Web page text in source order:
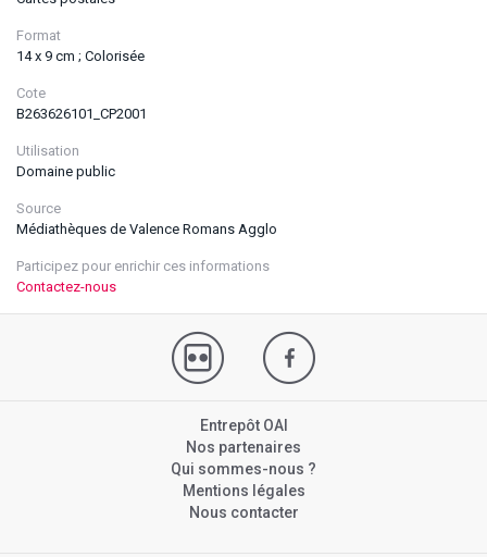
Format
14 x 9 cm ; Colorisée
Cote
B263626101_CP2001
Utilisation
Domaine public
Source
Médiathèques de Valence Romans Agglo
Participez pour enrichir ces informations
Contactez-nous
Entrepôt OAI
Nos partenaires
Qui sommes-nous ?
Mentions légales
Nous contacter